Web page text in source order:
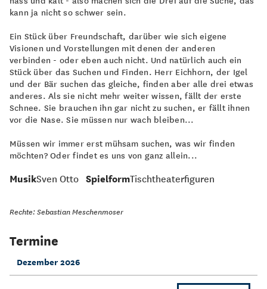
kann ja nicht so schwer sein.
Ein Stück über Freundschaft, darüber wie sich eigene
Visionen und Vorstellungen mit denen der anderen
verbinden - oder eben auch nicht. Und natürlich auch ein
Stück über das Suchen und Finden. Herr Eichhorn, der Igel
und der Bär suchen das gleiche, finden aber alle drei etwas
anderes. Als sie nicht mehr weiter wissen, fällt der erste
Schnee. Sie brauchen ihn gar nicht zu suchen, er fällt ihnen
vor die Nase. Sie müssen nur wach bleiben...
Müssen wir immer erst mühsam suchen, was wir finden
möchten? Oder findet es uns von ganz allein...
MusikSven Otto SpielformTischtheaterfiguren
Rechte: Sebastian Meschenmoser
Termine
Dezember 2026